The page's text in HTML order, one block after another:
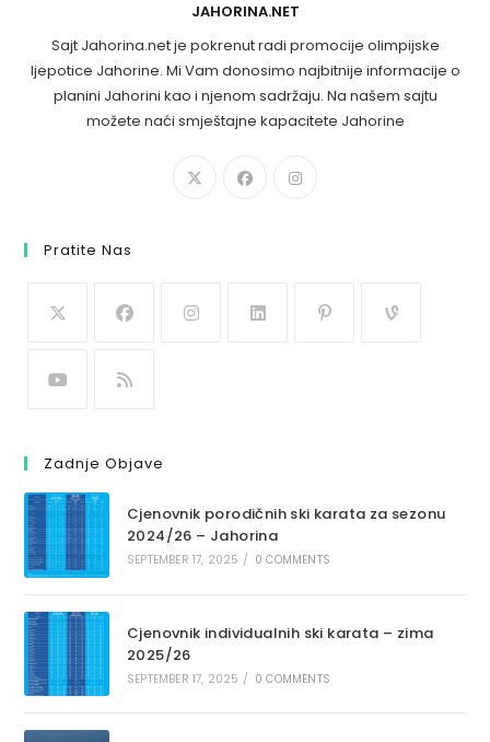
JAHORINA.NET
Sajt Jahorina.net je pokrenut radi promocije olimpijske
ljepotice Jahorine. Mi Vam donosimo najbitnije informacije o
planini Jahorini kao i njenom sadržaju. Na našem sajtu
možete naći smještajne kapacitete Jahorine
Pratite Nas
Zadnje Objave
Cjenovnik porodičnih ski karata za sezonu
2024/26 – Jahorina
SEPTEMBER 17, 2025 / 0 COMMENTS
Cjenovnik individualnih ski karata – zima
2025/26
SEPTEMBER 17, 2025 / 0 COMMENTS